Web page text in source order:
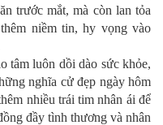
trước mắt, mà còn lan tỏa
niềm tin, hy vọng vào
tâm luôn dồi dào sức khỏe,
nghĩa cử đẹp ngày hôm
nhiều trái tim nhân ái để
đầy tình thương và nhân